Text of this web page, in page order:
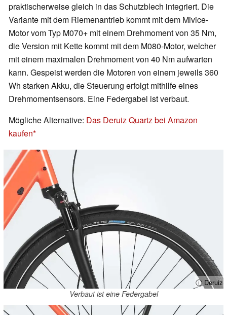
praktischerweise gleich in das Schutzblech integriert. Die
Variante mit dem Riemenantrieb kommt mit dem Mivice-
Motor vom Typ M070+ mit einem Drehmoment von 35 Nm,
die Version mit Kette kommt mit dem M080-Motor, welcher
mit einem maximalen Drehmoment von 40 Nm aufwarten
kann. Gespeist werden die Motoren von einem jeweils 360
Wh starken Akku, die Steuerung erfolgt mithilfe eines
Drehmomentsensors. Eine Federgabel ist verbaut.
Mögliche Alternative: Das Deruiz Quartz bei Amazon
kaufen
ⓘ Deruiz
Verbaut ist eine Federgabel